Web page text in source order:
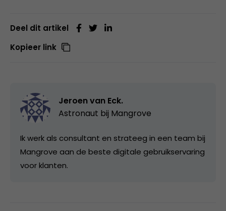
Deel dit artikel
Kopieer link
Jeroen van Eck.
Astronaut bij Mangrove
Ik werk als consultant en strateeg in een team bij
Mangrove aan de beste digitale gebruikservaring
voor klanten.